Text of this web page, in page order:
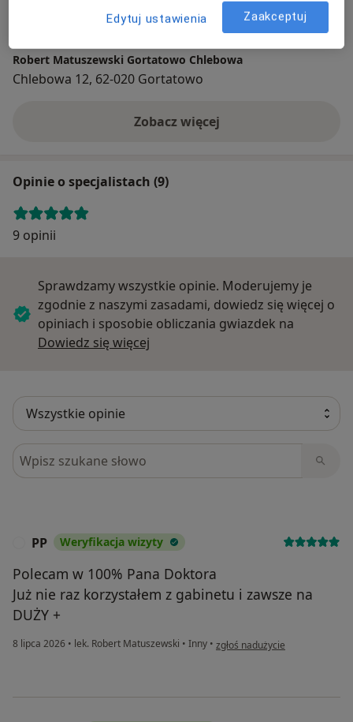
Robert Matuszewski Gortatowo Chlebowa
Chlebowa 12, 62-020 Gortatowo
Zobacz więcej
Opinie o specjalistach (9)
9 opinii
Sprawdzamy wszystkie opinie. Moderujemy je
zgodnie z naszymi zasadami, dowiedz się więcej o
opiniach i sposobie obliczania gwiazdek na
Dowiedz się więcej
Szukaj w opiniach
PP Weryfikacja wizyty
Polecam w 100% Pana Doktora
Już nie raz korzystałem z gabinetu i zawsze na
DUŻY +
8 lipca 2026 • lek. Robert Matuszewski • Inny • w opinii użytkownika PP
zgłoś nadużycie
Edytuj ustawienia Zaakceptuj